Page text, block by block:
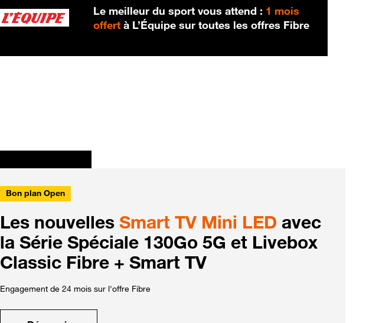
Le meilleur du sport vous attend : 1 mois
offert à L’Équipe sur toutes les offres Fibre
Bon plan Open
Les nouvelles Smart TV Mini LED avec
la Série Spéciale 130Go 5G et Livebox
Classic Fibre + Smart TV
Engagement de 24 mois sur l'offre Fibre